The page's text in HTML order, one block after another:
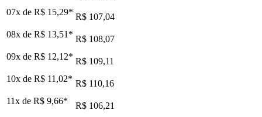
07x de R$ 15,29* R$ 107,04
08x de R$ 13,51 * R$ 108,07
09x de R$ 12,12* R$ 109,11
10x de R$ 11,02* R$ 110,16
11x de R$ 9,66*
R$ 106,21